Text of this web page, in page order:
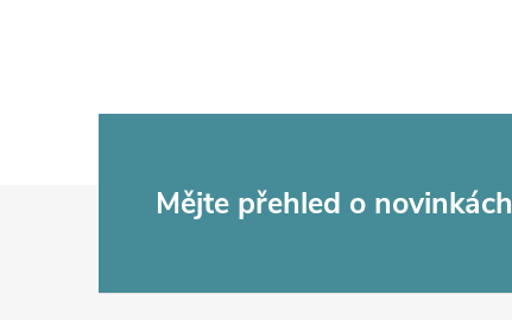
Mějte přehled o novinkách